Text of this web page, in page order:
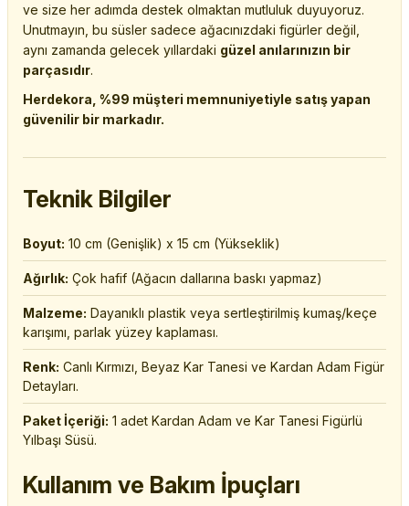
ve size her adımda destek olmaktan mutluluk duyuyoruz.
Unutmayın, bu süsler sadece ağacınızdaki figürler değil,
aynı zamanda gelecek yıllardaki güzel anılarınızın bir
parçasıdır.
Herdekora, %99 müşteri memnuniyetiyle satış yapan
güvenilir bir markadır.
Teknik Bilgiler
Boyut: 10 cm (Genişlik) x 15 cm (Yükseklik)
Ağırlık: Çok hafif (Ağacın dallarına baskı yapmaz)
Malzeme: Dayanıklı plastik veya sertleştirilmiş kumaş/keçe
karışımı, parlak yüzey kaplaması.
Renk: Canlı Kırmızı, Beyaz Kar Tanesi ve Kardan Adam Figür
Detayları.
Paket İçeriği: 1 adet Kardan Adam ve Kar Tanesi Figürlü
Yılbaşı Süsü.
Kullanım ve Bakım İpuçları